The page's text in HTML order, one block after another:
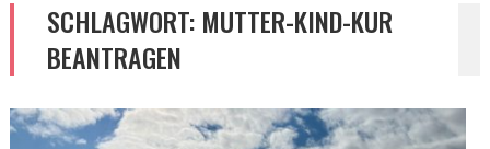
SCHLAGWORT: MUTTER-KIND-KUR
BEANTRAGEN